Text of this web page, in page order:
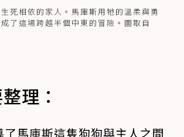
死相依的家人。馬庫斯用牠的溫柔與勇
了這場跨越半個中東的冒險。圖取自
理：
馬庫斯這隻狗狗與主人之間